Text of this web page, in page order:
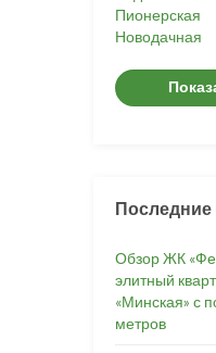
Пионерская
Новодачная
Последние
Обзор ЖК
элитный
«Минская» с
метров